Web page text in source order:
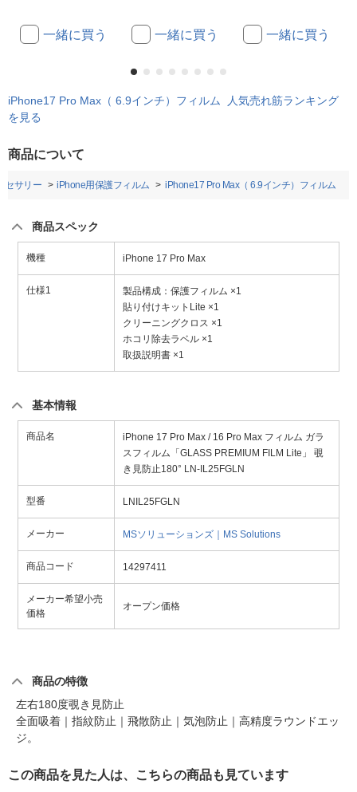
一緒に買う 一緒に買う 一緒に買う
iPhone17 Pro Max（ 6.9インチ）フィルム 人気売れ筋ランキング
を見る
商品について
セサリー iPhone用保護フィルム iPhone17 Pro Max（ 6.9インチ）フィルム
商品スペック
機種 iPhone 17 Pro Max
仕様1
製品構成：保護フィルム ×1
貼り付けキットLite ×1
クリーニングクロス ×1
ホコリ除去ラベル ×1
取扱説明書 ×1
基本情報
商品名
iPhone 17 Pro Max / 16 Pro Max フィルム ガラ
スフィルム「GLASS PREMIUM FILM Lite」 覗
き見防止180° LN-IL25FGLN
型番 LNIL25FGLN
メーカー MSソリューションズ｜MS Solutions
商品コード 14297411
メーカー希望小売
価格
オープン価格
商品の特徴
左右180度覗き見防止
全面吸着｜指紋防止｜飛散防止｜気泡防止｜高精度ラウンドエッ
ジ。
この商品を見た人は、こちらの商品も見ています